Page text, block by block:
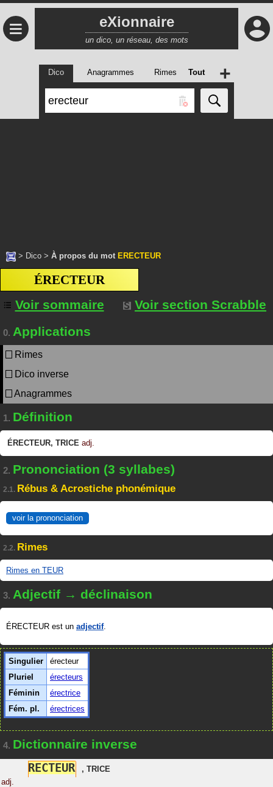
≡ eXionnaire
un dico, un réseau, des mots
Dico Anagrammes Rimes Tout +
> Dico > À propos du mot ERECTEUR
ÉRECTEUR
Voir sommaire
Voir section Scrabble
0. Applications
Rimes
Dico inverse
Anagrammes
1. Définition
ÉRECTEUR, TRICE adj.
2. Prononciation (3 syllabes)
2.1. Rébus & Acrostiche phonémique
voir la prononciation
2.2. Rimes
Rimes en TEUR
3. Adjectif → déclinaison
ÉRECTEUR est un adjectif.
Singulier
érecteur
Pluriel
érecteurs
Féminin
érectrice
Fém. pl.
érectrices
4. Dictionnaire inverse
RECTEUR , TRICE
adj.